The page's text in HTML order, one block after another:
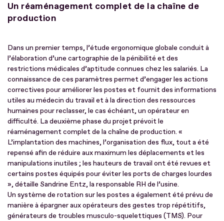
Un réaménagement complet de la chaîne de
production
Dans un premier temps, l’étude ergonomique globale conduit à
l’élaboration d’une cartographie de la pénibilité et des
restrictions médicales d’aptitude connues chez les salariés. La
connaissance de ces paramètres permet d’engager les actions
correctives pour améliorer les postes et fournit des informations
utiles au médecin du travail et à la direction des ressources
humaines pour reclasser, le cas échéant, un opérateur en
difficulté. La deuxième phase du projet prévoit le
réaménagement complet de la chaîne de production. «
L’implantation des machines, l’organisation des flux, tout a été
repensé afin de réduire aux maximum les déplacements et les
manipulations inutiles ; les hauteurs de travail ont été revues et
certains postes équipés pour éviter les ports de charges lourdes
», détaille Sandrine Entz, la responsable RH de l’usine.
Un système de rotation sur les postes a également été prévu de
manière à épargner aux opérateurs des gestes trop répétitifs,
générateurs de troubles musculo-squelettiques (TMS). Pour